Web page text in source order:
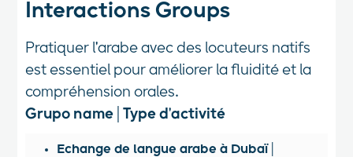
Interactions Groups
Pratiquer l'arabe avec des locuteurs natifs
est essentiel pour améliorer la fluidité et la
compréhension orales.
Grupo name |Type d'activité
Echange de langue arabe à Dubaï